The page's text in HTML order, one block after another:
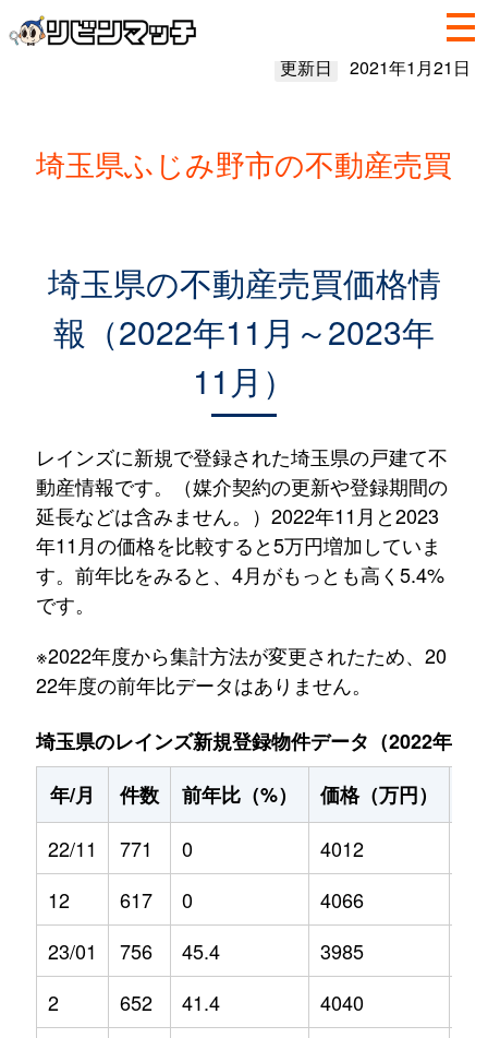
更新日 2021年1月21日
埼玉県ふじみ野市の不動産売買
埼玉県の不動産売買価格情
報（2022年11月～2023年
11月）
レインズに新規で登録された埼玉県の戸建て不
動産情報です。（媒介契約の更新や登録期間の
延長などは含みません。）2022年11月と2023
年11月の価格を比較すると5万円増加していま
す。前年比をみると、4月がもっとも高く5.4%
です。
※2022年度から集計方法が変更されたため、20
22年度の前年比データはありません。
埼玉県のレインズ新規登録物件データ（2022年11
年/月
件数 前年比（%） 価格（万円）
22/11
771 0 4012
12
617 0 4066
23/01
756 45.4 3985
2
652 41.4 4040